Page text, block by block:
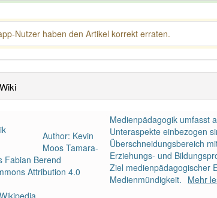
Nutzer haben den Artikel korrekt erraten.
Author: Kevin
Moos Tamara-
Fabian Berend
Attribution 4.0
Medienpädagogik umfasst
Unteraspekte einbezogen
Überschneidungsbereich
Erziehungs- und
Ziel medienpädagogischer
Medienmündigkeit. Mehr